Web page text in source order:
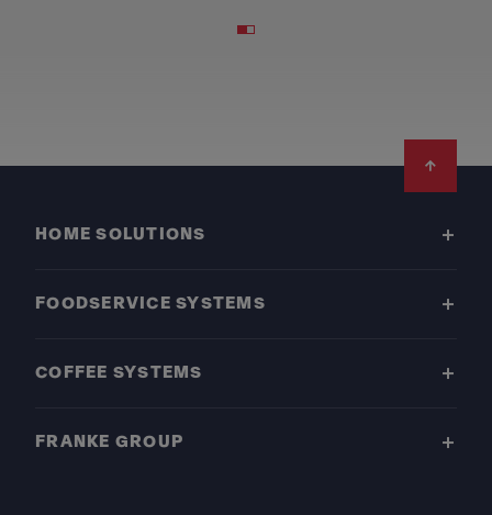
HOME SOLUTIONS
FOODSERVICE SYSTEMS
COFFEE SYSTEMS
FRANKE GROUP